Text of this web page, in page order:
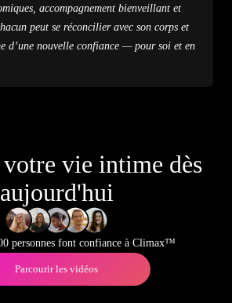
accompagnement bienveillant et
peut se réconcilier avec son corps et
d’une nouvelle confiance — pour soi et en
votre vie intime dès
aujourd'hui
personnes font confiance à Climax™
Parcourir les vidéos